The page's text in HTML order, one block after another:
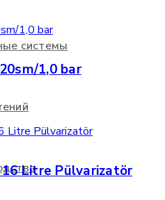
системы
1,0 bar
Litre Pülvarizatör